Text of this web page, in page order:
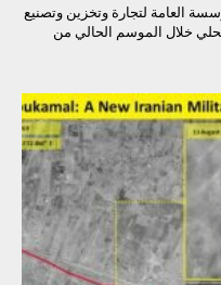
العامة لتجارة وتخزين وتصنيع
المحلي خلال الموسم الحالي من